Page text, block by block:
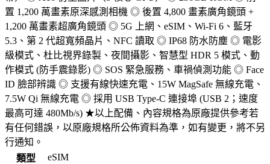
置 1,200 萬畫素原深感測相機 ◎ 後置 4,800 畫素廣角鏡頭 +
1,200 萬畫素超廣角鏡頭 ◎ 5G 上網、eSIM、Wi-Fi 6、藍牙
5.3、第 2 代超寬頻晶片、NFC 讀取 ◎ IP68 防水防塵 ◎ 電影
級模式、杜比視界錄製、夜間攝影、智慧型 HDR 5 模式、動
作模式 (防手震錄影) ◎ SOS 緊急服務、車禍偵測功能 ◎ Face
ID 臉部辨識 ◎ 支援有線快速充電、15W MagSafe 無線充電、
7.5W Qi 無線充電 ◎ 採用 USB Type-C 連接埠 (USB 2；速度
最高可達 480Mb/s) ★以上配備、內容規格為原廠提供參考若
有任何錯誤，以原廠規格所公佈資料為準，如有變更，將不另
行通知。
類型
eSIM